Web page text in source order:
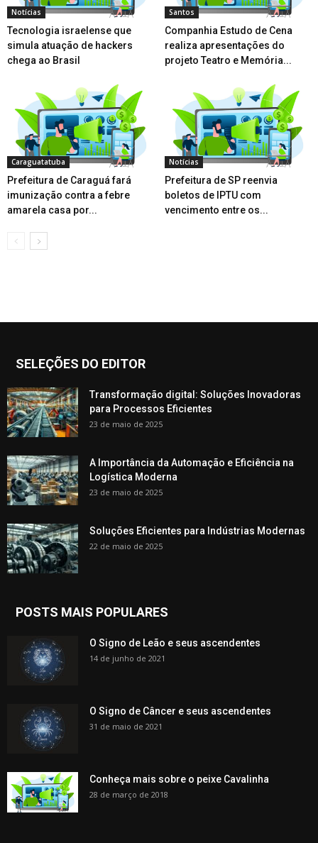
Notícias
Tecnologia israelense que
simula atuação de hackers
chega ao Brasil
Santos
Companhia Estudo de Cena
realiza apresentações do
projeto Teatro e Memória...
Caraguatatuba
Prefeitura de Caraguá fará
imunização contra a febre
amarela casa por...
Notícias
Prefeitura de SP reenvia
boletos de IPTU com
vencimento entre os...
SELEÇÕES DO EDITOR
Transformação digital: Soluções Inovadoras
para Processos Eficientes
23 de maio de 2025
A Importância da Automação e Eficiência na
Logística Moderna
23 de maio de 2025
Soluções Eficientes para Indústrias Modernas
22 de maio de 2025
POSTS MAIS POPULARES
O Signo de Leão e seus ascendentes
14 de junho de 2021
O Signo de Câncer e seus ascendentes
31 de maio de 2021
Conheça mais sobre o peixe Cavalinha
28 de março de 2018